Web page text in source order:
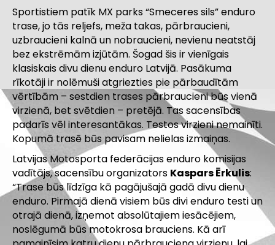
Sportistiem patīk MX parks “Smeceres sils” enduro
trase, jo tās reljefs, meža takas, pārbraucieni,
uzbraucieni kalnā un nobraucieni, nevienu neatstāj
bez ekstrēmām izjūtām. Šogad šis ir vienīgais
klasiskais divu dienu enduro Latvijā. Pasākuma
rīkotāji ir nolēmuši atgriezties pie pārbaudītām
vērtībām – sestdien trases pārbraucieni būs vienā
virzienā, bet svētdien – pretējā. Tas sacensības
padarīs vēl interesantākas. Testos virzieni nemainīti.
Kopumā trasē būs pavisam nelielas izmaiņas.
Latvijas Motosporta federācijas enduro komisijas
vadītājs, sacensību organizators Kaspars Ērkulis:
“Trase būs līdzīga kā pagājušajā gadā divu dienu
enduro. Pirmajā dienā visiem būs divi enduro testi un
otrajā dienā, izņemot absolūtajiem iesācējiem,
noslēgumā būs motokrosa brauciens. Kā arī